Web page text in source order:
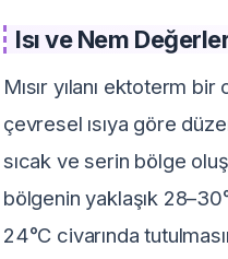
Isı ve Nem
Mısır yılanı ektoterm bir
çevresel ısıya göre
sıcak ve serin bölge
bölgenin yaklaşık
24°C civarında